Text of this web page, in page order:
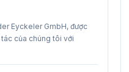
Eyckeler GmbH, được
của chúng tôi với